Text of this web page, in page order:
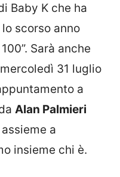
Baby K che ha
scorso anno
Sarà anche
31 luglio
a
Alan Palmieri
assieme a
insieme chi è.